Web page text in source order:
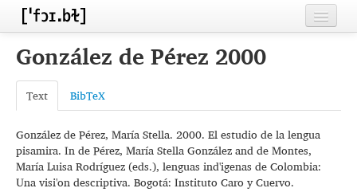
Home
Contributors
Inventories
Languages
Segments
González de Pérez 2000
Text BibTeX
González de Pérez, María Stella. 2000. El estudio de la lengua
pisamira. In de Pérez, María Stella González and de Montes,
María Luisa Rodríguez (eds.), lenguas ind'igenas de Colombia:
Una visi'on descriptiva. Bogotá: Instituto Caro y Cuervo.